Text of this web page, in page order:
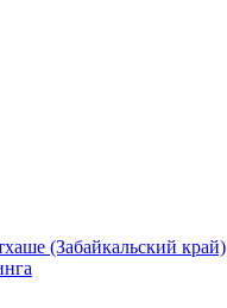
(Забайкальский край)